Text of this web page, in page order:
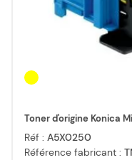
Toner d'origine Konica
Réf : A5X0250
Référence fabricant :